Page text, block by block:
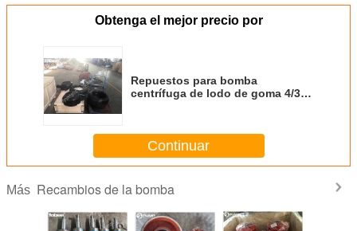
Obtenga el mejor precio por
Repuestos para bomba
centrífuga de lodo de goma 4/3 C
Continuar
Más Recambios de la bomba